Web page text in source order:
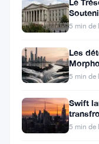
SpaceX
valorisation
milliards
dollars
Le
Coup
5 min de
Les
5 min de
Swift
5 min de